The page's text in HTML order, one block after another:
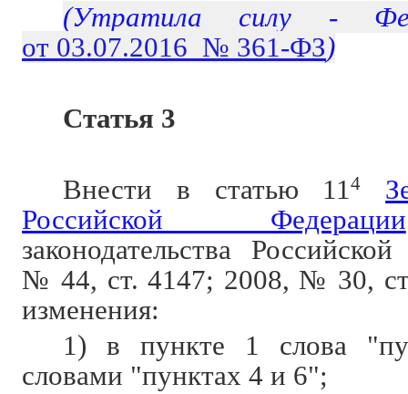
(Утратила силу -
от 03.07.2016 № 361-ФЗ)
Статья 3
Внести в статью 114
Российской Федерации
законодательства
№ 44, ст. 4147; 2008, № 30,
изменения:
1) в пункте 1 слова
словами "пунктах 4 и 6";